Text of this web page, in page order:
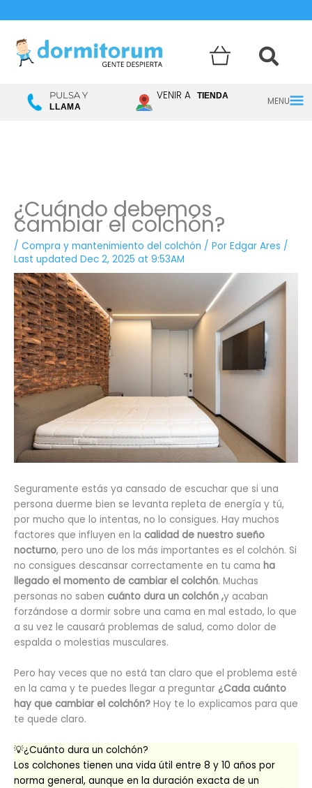
Menú
PULSA Y
LLAMA
VENIR A TIENDA
¿Cuándo debemos
cambiar el colchón?
/ Compra y mantenimiento del colchón / Por Edgar Ares /
Last updated Dec 2, 2025 at 9:53AM
Seguramente estás ya cansado de escuchar que si una
persona duerme bien se levanta repleta de energía y tú,
por mucho que lo intentas, no lo consigues. Hay muchos
factores que influyen en la calidad de nuestro sueño
nocturno, pero uno de los más importantes es el colchón. Si
no consigues descansar correctamente en tu cama ha
llegado el momento de cambiar el colchón. Muchas
personas no saben cuánto dura un colchón ,y acaban
forzándose a dormir sobre una cama en mal estado, lo que
a su vez le causará problemas de salud, como dolor de
espalda o molestias musculares.
Pero hay veces que no está tan claro que el problema esté
en la cama y te puedes llegar a preguntar ¿Cada cuánto
hay que cambiar el colchón? Hoy te lo explicamos para que
te quede claro.
💡¿Cuánto dura un colchón?
Los colchones tienen una vida útil entre 8 y 10 años por
norma general, aunque en la duración exacta de un